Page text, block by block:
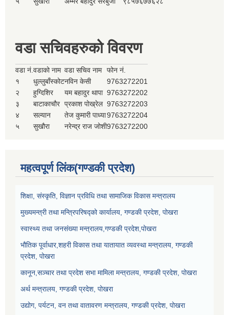
वडा सचिवहरुको विवरण
वडा नं.वडाको नाम वडा सचिव नाम
फोन नं.
१
धुल्लुबाँस्कोटनविन केसी
9763272201
२
हुग्दिशिर यम बहादुर थापा 9763272202
३
बाटाकाचौर प्रकाश पोख्रेल 9763272203
४
सल्यान तेज कुमारी पाध्या9763272204
५
सुखौरा नरेन्द्र राज जोशी9763272200
महत्वपूर्ण लिंक(गण्डकी प्रदेश)
शिक्षा, संस्कृति, विज्ञान प्रविधि तथा सामाजिक विकास मन्त्रालय
मुख्यमन्त्री तथा मन्त्रिपरिषद्को कार्यालय, गण्डकी प्रदेश, पोखरा
स्वास्थ्य तथा जनसंख्या मन्त्रालय,गण्डकी प्रदेश,पोखरा
भौतिक पूर्वाधार,शहरी विकास तथा यातायात व्यवस्था मन्त्रालय, गण्डकी
प्रदेश, पोखरा
कानून,सञ्चार तथा प्रदेश सभा मामिला मन्त्रालय, गण्डकी प्रदेश, पोखरा
अर्थ मन्त्रालय, गण्डकी प्रदेश, पोखरा
उद्योग, पर्यटन, वन तथा वातावरण मन्त्रालय, गण्डकी प्रदेश, पोखरा